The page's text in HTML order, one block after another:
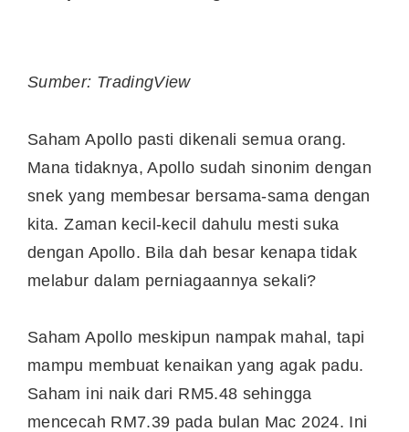
Sumber: TradingView
Saham Apollo pasti dikenali semua orang.
Mana tidaknya, Apollo sudah sinonim dengan
snek yang membesar bersama-sama dengan
kita. Zaman kecil-kecil dahulu mesti suka
dengan Apollo. Bila dah besar kenapa tidak
melabur dalam perniagaannya sekali?
Saham Apollo meskipun nampak mahal, tapi
mampu membuat kenaikan yang agak padu.
Saham ini naik dari RM5.48 sehingga
mencecah RM7.39 pada bulan Mac 2024. Ini